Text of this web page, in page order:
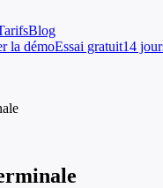
Blog
la démoEssai gratuit14